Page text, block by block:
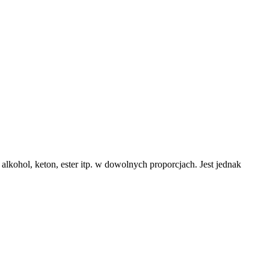
keton, ester itp. w dowolnych proporcjach. Jest jednak